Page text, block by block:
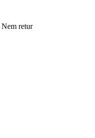
Nem retur